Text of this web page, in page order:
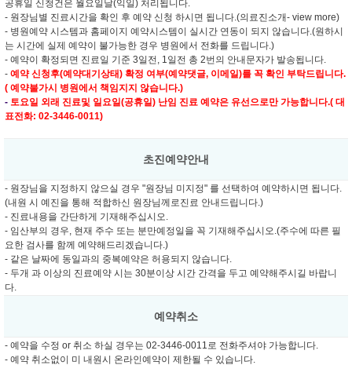
공휴일 신청건은 월요일날(익일) 처리됩니다.
- 원장님별 진료시간을 확인 후 예약 신청 하시면 됩니다.(의료진소개- view more)
- 병원예약 시스템과 홈페이지 예약시스템이 실시간 연동이 되지 않습니다.(원하시
는 시간에 실제 예약이 불가능한 경우 병원에서 전화를 드립니다.)
- 예약이 확정되면 진료일 기준 3일전, 1일전 총 2번의 안내문자가 발송됩니다.
- 예약 신청후(예약대기상태) 확정 여부(예약댓글, 이메일)를 꼭 확인 부탁드립니다.
( 예약불가시 병원에서 책임지지 않습니다.)
- 토요일 외래 진료및 일요일(공휴일) 난임 진료 예약은 유선으로만 가능합니다.( 대
표전화: 02-3446-0011)
초진예약안내
- 원장님을 지정하지 않으실 경우 "원장님 미지정" 를 선택하여 예약하시면 됩니다.
(내원 시 예진을 통해 적합하신 원장님께로진료 안내드립니다.)
- 진료내용을 간단하게 기재해주십시오.
- 임산부의 경우, 현재 주수 또는 분만예정일을 꼭 기재해주십시오.(주수에 따른 필
요한 검사를 함께 예약해드리겠습니다.)
- 같은 날짜에 동일과의 중복예약은 허용되지 않습니다.
- 두개 과 이상의 진료예약 시는 30분이상 시간 간격을 두고 예약해주시길 바랍니
다.
예약취소
- 예약을 수정 or 취소 하실 경우는 02-3446-0011로 전화주셔야 가능합니다.
- 예약 취소없이 미 내원시 온라인예약이 제한될 수 있습니다.